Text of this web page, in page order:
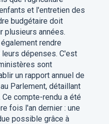
et l'entretien des
budgétaire doit
plusieurs années.
rendre
dépenses. C'est
sont
un rapport annuel de
Parlement, détaillant
Ce compte-rendu a été
fois l'an dernier : une
possible grâce à